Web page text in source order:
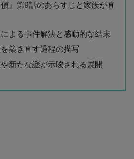
偵』第9話のあらすじと家族が直
よる事件解決と感動的な結末
築き直す過程の描写
新たな謎が示唆される展開